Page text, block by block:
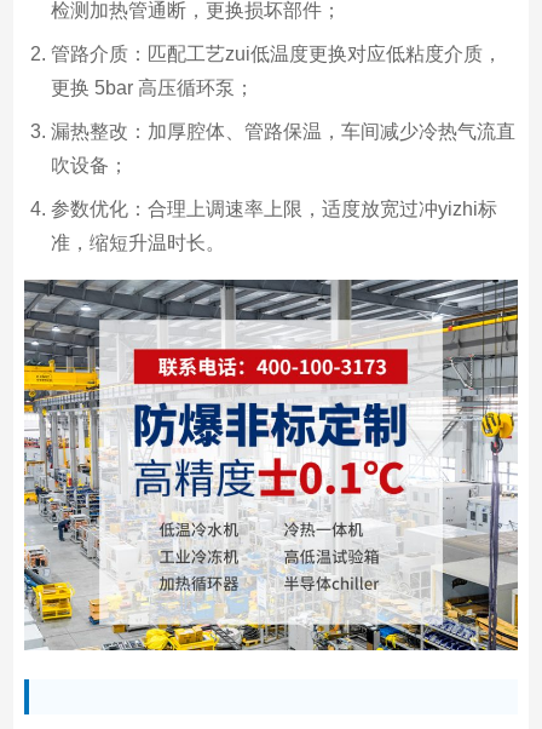
检测加热管通断，更换损坏部件；
管路介质：匹配工艺zui低温度更换对应低粘度介质，
更换 5bar 高压循环泵；
漏热整改：加厚腔体、管路保温，车间减少冷热气流直
吹设备；
参数优化：合理上调速率上限，适度放宽过冲yizhi标
准，缩短升温时长。